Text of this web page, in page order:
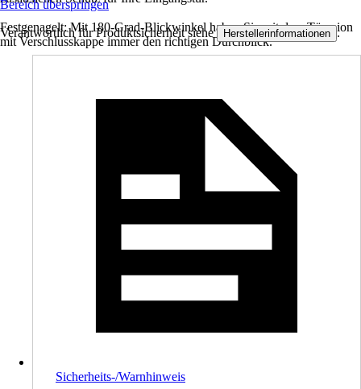
Festgenagelt: Mit 180-Grad-Blickwinkel haben Sie mit dem Türspion
mit Verschlusskappe immer den richtigen Durchblick.
Bereich überspringen
Verantwortlich für Produktsicherheit siehe Herstellerinformationen .
Sicherheits-/Warnhinweis